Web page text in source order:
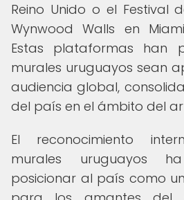
Reino Unido o el Festival
Wynwood Walls en
Estas plataformas han
murales uruguayos sean
audiencia global,
del país en el ámbito del
El reconocimiento
murales uruguayos
posicionar al país como